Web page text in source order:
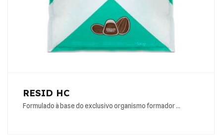
RESID HC
Formulado à base do exclusivo organismo formador …